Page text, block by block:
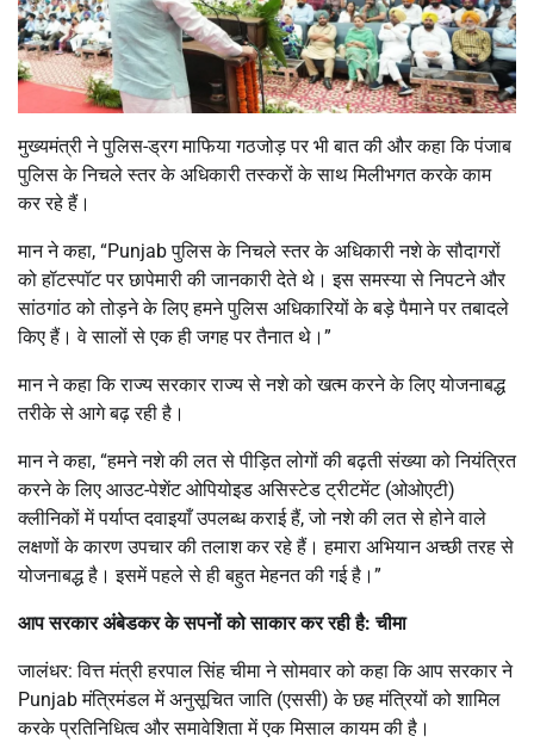
मुख्यमंत्री ने पुलिस-ड्रग माफिया गठजोड़ पर भी बात की और कहा कि पंजाब
पुलिस के निचले स्तर के अधिकारी तस्करों के साथ मिलीभगत करके काम
कर रहे हैं।
मान ने कहा, “Punjab पुलिस के निचले स्तर के अधिकारी नशे के सौदागरों
को हॉटस्पॉट पर छापेमारी की जानकारी देते थे। इस समस्या से निपटने और
सांठगांठ को तोड़ने के लिए हमने पुलिस अधिकारियों के बड़े पैमाने पर तबादले
किए हैं। वे सालों से एक ही जगह पर तैनात थे।”
मान ने कहा कि राज्य सरकार राज्य से नशे को खत्म करने के लिए योजनाबद्ध
तरीके से आगे बढ़ रही है।
मान ने कहा, “हमने नशे की लत से पीड़ित लोगों की बढ़ती संख्या को नियंत्रित
करने के लिए आउट-पेशेंट ओपियोइड असिस्टेड ट्रीटमेंट (ओओएटी)
क्लीनिकों में पर्याप्त दवाइयाँ उपलब्ध कराई हैं, जो नशे की लत से होने वाले
लक्षणों के कारण उपचार की तलाश कर रहे हैं। हमारा अभियान अच्छी तरह से
योजनाबद्ध है। इसमें पहले से ही बहुत मेहनत की गई है।”
आप सरकार अंबेडकर के सपनों को साकार कर रही है: चीमा
जालंधर: वित्त मंत्री हरपाल सिंह चीमा ने सोमवार को कहा कि आप सरकार ने
Punjab मंत्रिमंडल में अनुसूचित जाति (एससी) के छह मंत्रियों को शामिल
करके प्रतिनिधित्व और समावेशिता में एक मिसाल कायम की है।